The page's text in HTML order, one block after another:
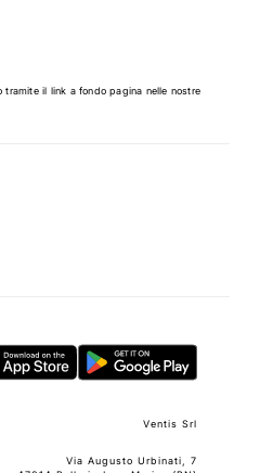
tramite il link a fondo pagina nelle nostre
Ventis Srl
Via Augusto Urbinati, 7